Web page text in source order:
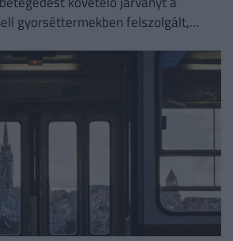
gyorséttermekben felszolgált,